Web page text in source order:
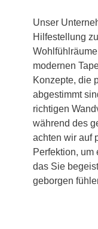
Unser
Hilfestellung
modernen
Konzepte, die
abgestimmt
richtigen
während des
achten wir auf
Perfektion, um
das Sie
geborgen